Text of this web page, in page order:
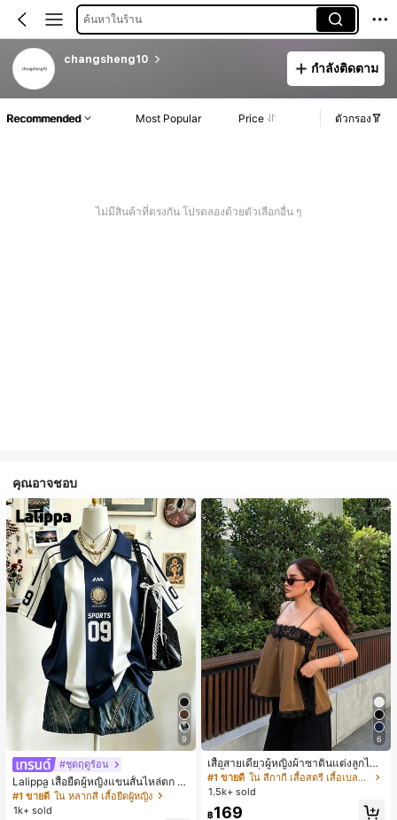
ค้นหาในร้าน
changsheng10
กำลังติดตาม
Recommended Most Popular Price ตัวกรอง
ไม่มีสินค้าที่ตรงกัน โปรดลองด้วยตัวเลือกอื่น ๆ
คุณอาจชอบ
9
#ชุดฤดูร้อน
Lalippa เสื้อยืดผู้หญิงแขนสั้นไหล่ตก ค
อวีปกเสื้อ ลายพิมพ์ดิจิทัลลายทาง สไตล์
สปอร์ตแฟชั่นมินิมอล ของขวัญสำหรับเ
#1 ขายดี ใน หลากสี เสื้อยืดผู้หญิง
1k+ sold
6
เสื้อสายเดี่ยวผู้หญิงผ้าซาตินแต่งลูกไม้
- เสื้อสายเดี่ยวฤดูร้อนสีคากีมีรอยผ่าด้า
นข้างที่น่าดึงดูดแบบสบายๆ
#1 ขายดี
ใน สีกากี เสื้อสตรี เสื้อเบลาส์ & Tee
1.5k+ sold
฿169